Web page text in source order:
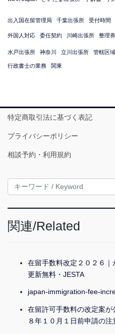
出入国在留管理局 千葉出張所 受付時間
外国人対応 委任契約 川崎出張所 整理券
水戸出張所 神奈川 立川出張所 管轄区域
行政書士の業務 関東
特定商取引法に基づく表記
プライバシーポリシー
相談予約・利用規約
関連/Related
在留手数料改定２０２６
更新無料・JESTA
japan-immigration-fee-
在留許可手数料の改定案
８年１０月１日前申請の注